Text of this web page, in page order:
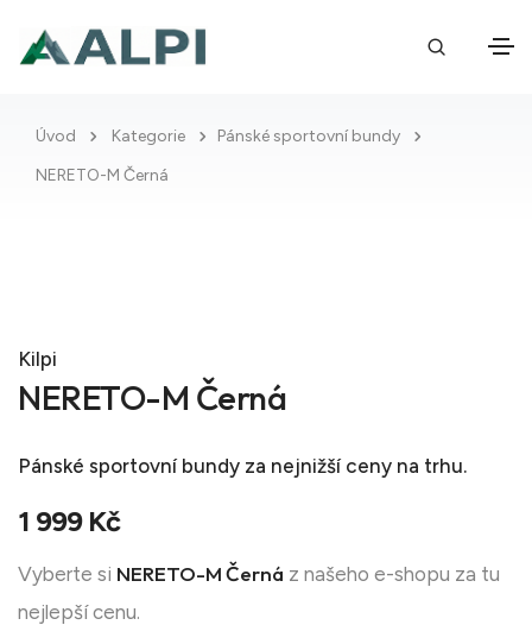
Úvod Kategorie
Pánské sportovní bundy
NERETO-M Černá
Kilpi
NERETO-M Černá
Pánské sportovní bundy za nejnižší ceny na trhu.
1 999 Kč
Vyberte si NERETO-M Černá z našeho e-shopu za tu
nejlepší cenu.